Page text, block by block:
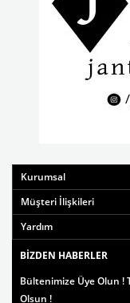
Kurumsal
Müşteri İlişkileri
Yardım
BIZDEN HABERLER
Bültenimize Üye Olun !
Olsun !